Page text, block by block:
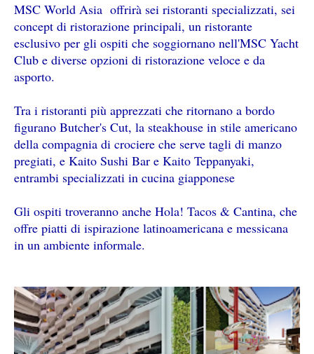
MSC World Asia offrirà sei ristoranti specializzati, sei
concept di ristorazione principali, un ristorante
esclusivo per gli ospiti che soggiornano nell'MSC Yacht
Club e diverse opzioni di ristorazione veloce e da
asporto.
Tra i ristoranti più apprezzati che ritornano a bordo
figurano Butcher's Cut, la steakhouse in stile americano
della compagnia di crociere che serve tagli di manzo
pregiati, e Kaito Sushi Bar e Kaito Teppanyaki,
entrambi specializzati in cucina giapponese
Gli ospiti troveranno anche Hola! Tacos & Cantina, che
offre piatti di ispirazione latinoamericana e messicana
in un ambiente informale.